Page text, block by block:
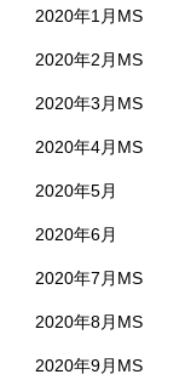
2020年1月MS
2020年2月MS
2020年3月MS
2020年4月MS
2020年5月
2020年6月
2020年7月MS
2020年8月MS
2020年9月MS